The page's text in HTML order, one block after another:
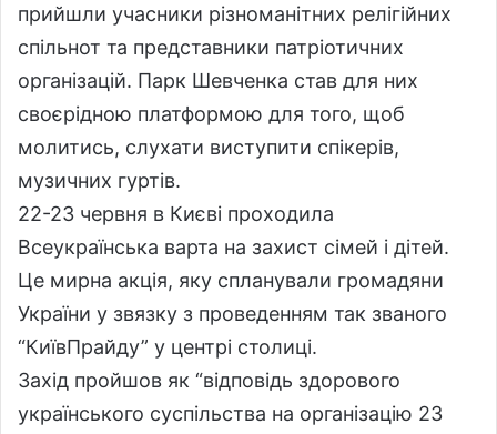
i
прийшли учасники різноманітних релігійних
спільнот та представники патріотичних
організацій. Парк Шевченка став для них
своєрідною платформою для того, щоб
молитись, слухати виступити спікерів,
музичних гуртів.
22-23 червня в Києві проходила
Всеукраїнська варта на захист сімей і дітей.
Це мирна акція, яку спланували громадяни
України у звязку з проведенням так званого
“КиївПрайду” у центрі столиці.
Захід пройшов як “відповідь здорового
українського суспільства на організацію 23